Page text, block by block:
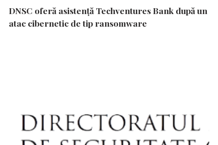
DNSC oferă asistență Techventures Bank după un
atac cibernetic de tip ransomware